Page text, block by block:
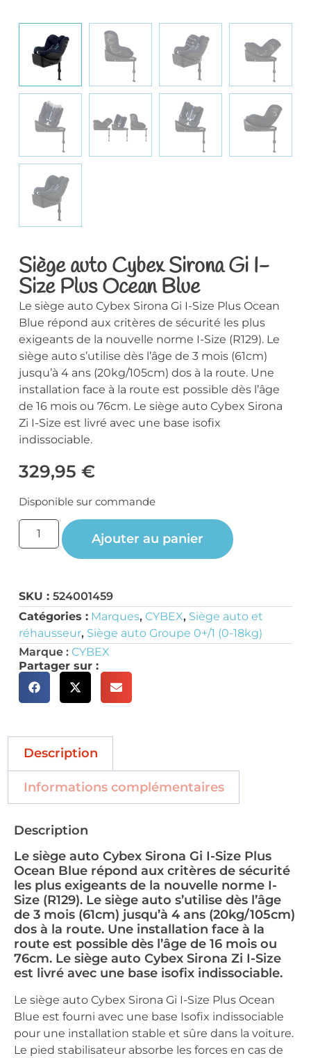
Siège auto Cybex Sirona Gi I-
Size Plus Ocean Blue
Le siège auto Cybex Sirona Gi I-Size Plus Ocean
Blue répond aux critères de sécurité les plus
exigeants de la nouvelle norme I-Size (R129). Le
siège auto s’utilise dès l’âge de 3 mois (61cm)
jusqu’à 4 ans (20kg/105cm) dos à la route. Une
installation face à la route est possible dès l’âge
de 16 mois ou 76cm. Le siège auto Cybex Sirona
Zi I-Size est livré avec une base isofix
indissociable.
329,95 €
Disponible sur commande
Ajouter au panier
SKU : 524001459
Catégories : Marques, CYBEX, Siège auto et
réhausseur, Siège auto Groupe 0+/1 (0-18kg)
Marque : CYBEX
Partager sur :
Description
Informations complémentaires
Description
Le siège auto Cybex Sirona Gi I-Size Plus
Ocean Blue répond aux critères de sécurité
les plus exigeants de la nouvelle norme I-
Size (R129). Le siège auto s’utilise dès l’âge
de 3 mois (61cm) jusqu’à 4 ans (20kg/105cm)
dos à la route. Une installation face à la
route est possible dès l’âge de 16 mois ou
76cm. Le siège auto Cybex Sirona Zi I-Size
est livré avec une base isofix indissociable.
Le siège auto Cybex Sirona Gi I-Size Plus Ocean
Blue est fourni avec une base Isofix indissociable
pour une installation stable et sûre dans la voiture.
Le pied stabilisateur absorbe les forces en cas de